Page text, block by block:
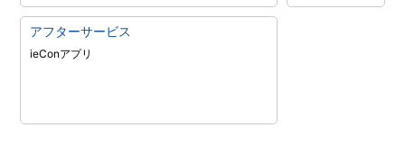
アフターサービス
ieConアプリ